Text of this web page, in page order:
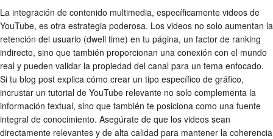
La integración de contenido multimedia, específicamente videos de
YouTube, es otra estrategia poderosa. Los videos no solo aumentan la
retención del usuario (dwell time) en tu página, un factor de ranking
indirecto, sino que también proporcionan una conexión con el mundo
real y pueden validar la propiedad del canal para un tema enfocado.
Si tu blog post explica cómo crear un tipo específico de gráfico,
incrustar un tutorial de YouTube relevante no solo complementa la
información textual, sino que también te posiciona como una fuente
integral de conocimiento. Asegúrate de que los videos sean
directamente relevantes y de alta calidad para mantener la coherencia